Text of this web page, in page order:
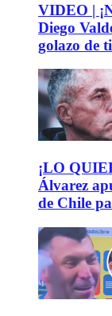
VIDEO |
Diego
golazo de
¡LO
Álvarez
de Chile